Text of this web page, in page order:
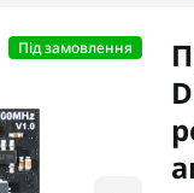
Під замовлення